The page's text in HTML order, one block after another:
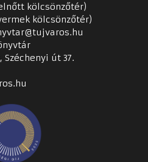
kölcsönzőtér)
kölcsönzőtér)
út 37.